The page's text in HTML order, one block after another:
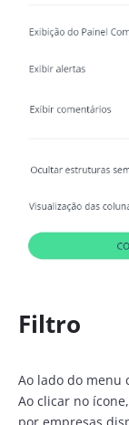
Filtro
Ao lado do menu
Ao clicar no